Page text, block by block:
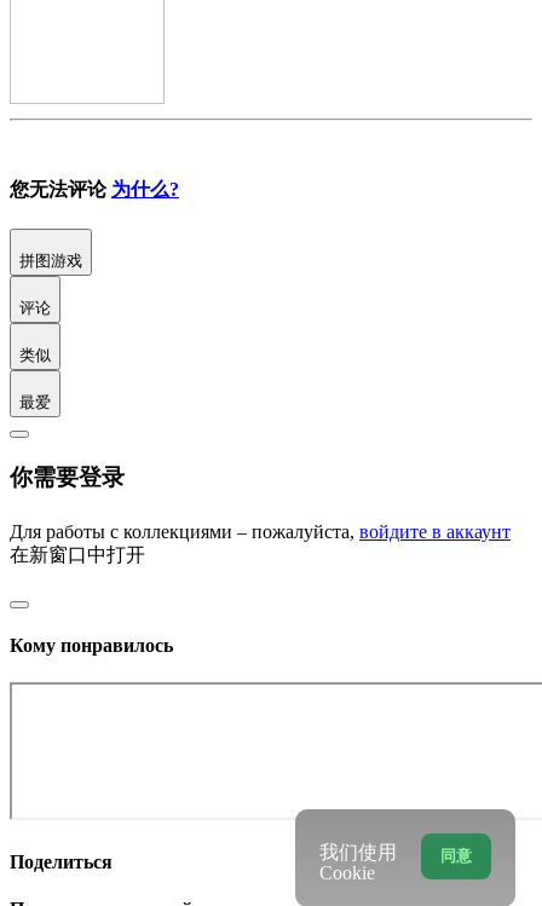
您无法评论 为什么?
拼图游戏
评论
类似
最爱
你需要登录
Для работы с коллекциями – пожалуйста, войдите в аккаунт
在新窗口中打开
Кому понравилось
Поделиться 同意
我们使用
Cookie